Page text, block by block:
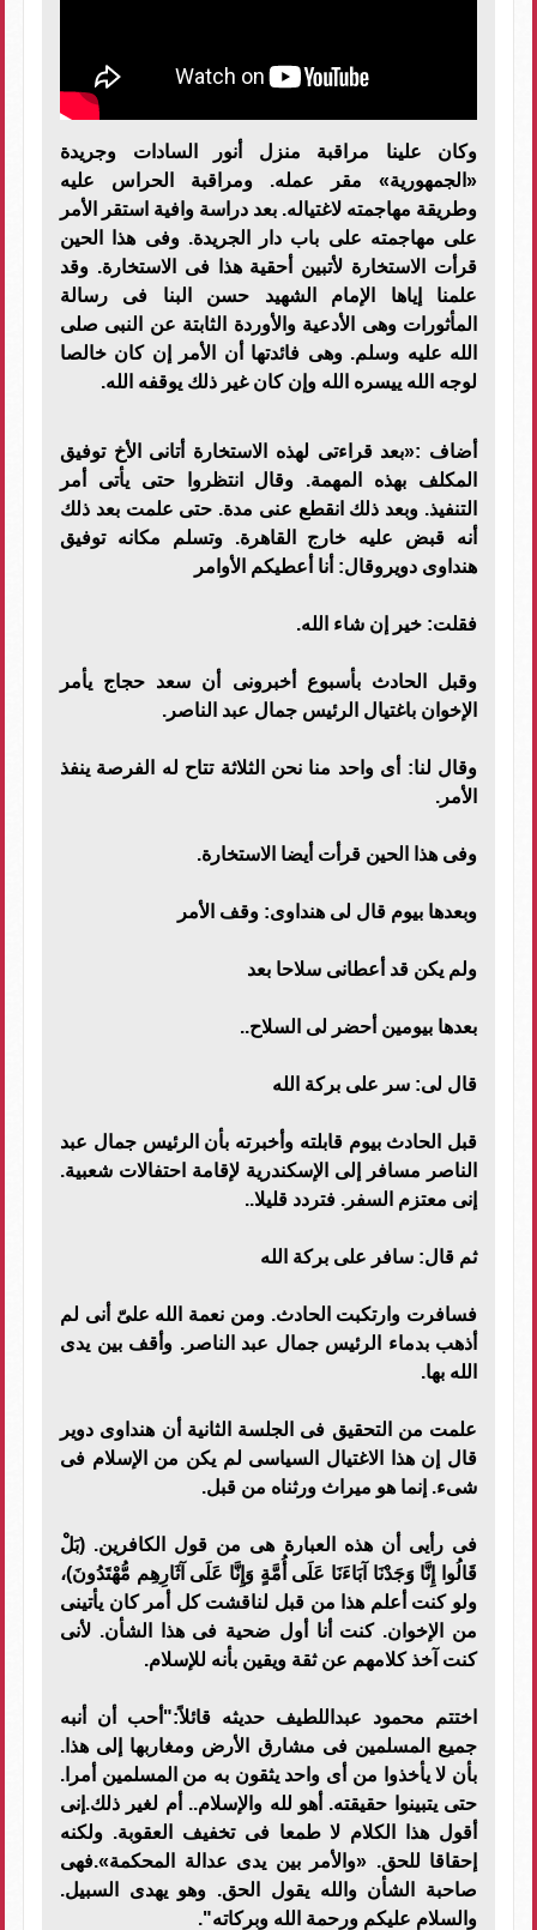
وكان علينا مراقبة منزل أنور السادات وجريدة
«الجمهورية» مقر عمله. ومراقبة الحراس عليه
وطريقة مهاجمته لاغتياله. بعد دراسة وافية استقر الأمر
على مهاجمته على باب دار الجريدة. وفى هذا الحين
قرأت الاستخارة لأتبين أحقية هذا فى الاستخارة. وقد
علمنا إياها الإمام الشهيد حسن البنا فى رسالة
المأثورات وهى الأدعية والأوردة الثابتة عن النبى صلى
الله عليه وسلم. وهى فائدتها أن الأمر إن كان خالصا
لوجه الله ييسره الله وإن كان غير ذلك يوقفه الله.
أضاف :«بعد قراءتى لهذه الاستخارة أتانى الأخ توفيق
المكلف بهذه المهمة. وقال انتظروا حتى يأتى أمر
التنفيذ. وبعد ذلك انقطع عنى مدة. حتى علمت بعد ذلك
أنه قبض عليه خارج القاهرة. وتسلم مكانه توفيق
هنداوى دويروقال: أنا أعطيكم الأوامر
فقلت: خير إن شاء الله.
وقبل الحادث بأسبوع أخبرونى أن سعد حجاج يأمر
الإخوان باغتيال الرئيس جمال عبد الناصر.
وقال لنا: أى واحد منا نحن الثلاثة تتاح له الفرصة ينفذ
الأمر.
وفى هذا الحين قرأت أيضا الاستخارة.
وبعدها بيوم قال لى هنداوى: وقف الأمر
ولم يكن قد أعطانى سلاحا بعد‍
بعدها بيومين أحضر لى السلاح..
قال لى: سر على بركة الله
قبل الحادث بيوم قابلته وأخبرته بأن الرئيس جمال عبد
الناصر مسافر إلى الإسكندرية لإقامة احتفالات شعبية.
إنى معتزم السفر. فتردد قليلا..
ثم قال: سافر على بركة الله
فسافرت وارتكبت الحادث. ومن نعمة الله علىّ أنى لم
أذهب بدماء الرئيس جمال عبد الناصر. وأقف بين يدى
الله بها.
علمت من التحقيق فى الجلسة الثانية أن هنداوى دوير
قال إن هذا الاغتيال السياسى لم يكن من الإسلام فى
شىء. إنما هو ميراث ورثناه من قبل.
فى رأيى أن هذه العبارة هى من قول الكافرين. (بَلْ
قَالُوا إِنَّا وَجَدْنَا آبَاءَنَا عَلَى أُمَّةٍ وَإِنَّا عَلَى آثَارِهِم مُّهْتَدُونَ)،
ولو كنت أعلم هذا من قبل لناقشت كل أمر كان يأتينى
من الإخوان. كنت أنا أول ضحية فى هذا الشأن. لأنى
كنت آخذ كلامهم عن ثقة ويقين بأنه للإسلام.
اختتم محمود عبداللطيف حديثه قائلاً:"أحب أن أنبه
جميع المسلمين فى مشارق الأرض ومغاربها إلى هذا.
بأن لا يأخذوا من أى واحد يثقون به من المسلمين أمرا.
حتى يتبينوا حقيقته. أهو لله والإسلام.. أم لغير ذلك.إنى
أقول هذا الكلام لا طمعا فى تخفيف العقوبة. ولكنه
إحقاقا للحق. «والأمر بين يدى عدالة المحكمة».فهى
صاحبة الشأن والله يقول الحق. وهو يهدى السبيل.
والسلام عليكم ورحمة الله وبركاته".